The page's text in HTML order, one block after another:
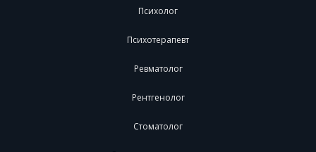
Психолог
Психотерапевт
Ревматолог
Рентгенолог
Стоматолог